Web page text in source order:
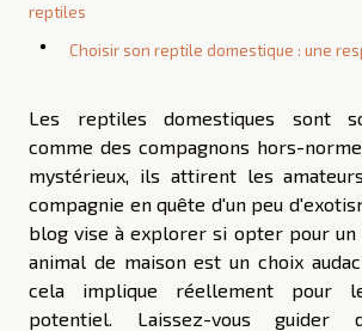
reptiles
Choisir son reptile domestique : une
Les reptiles domestiques sont
comme des compagnons hors-
mystérieux, ils attirent les
compagnie en quête d'un peu
blog vise à explorer si opter pour
animal de maison est un choix
cela implique réellement pour
potentiel. Laissez-vous guider